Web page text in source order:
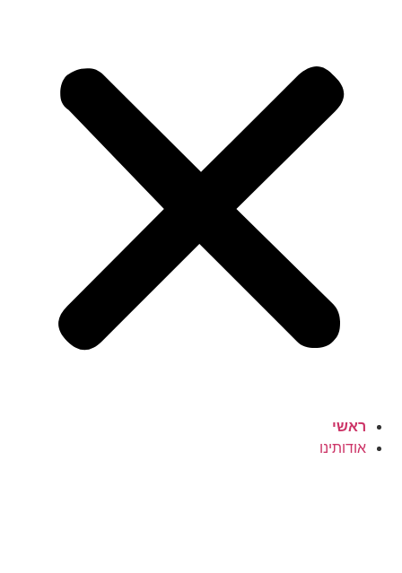
ראשי
אודותינו